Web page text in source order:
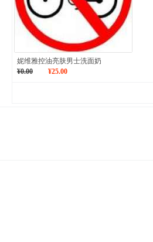
妮维雅控油亮肤男士洗面奶
¥0.00
¥25.00